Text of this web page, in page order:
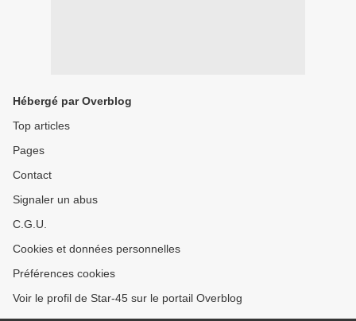
Hébergé par Overblog
Top articles
Pages
Contact
Signaler un abus
C.G.U.
Cookies et données personnelles
Préférences cookies
Voir le profil de Star-45 sur le portail Overblog